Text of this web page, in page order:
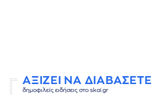
ΑΞΙΖΕΙ ΝΑ ΔΙΑΒΑΣΕΤΕ
δημοφιλείς ειδήσεις στο skai.gr